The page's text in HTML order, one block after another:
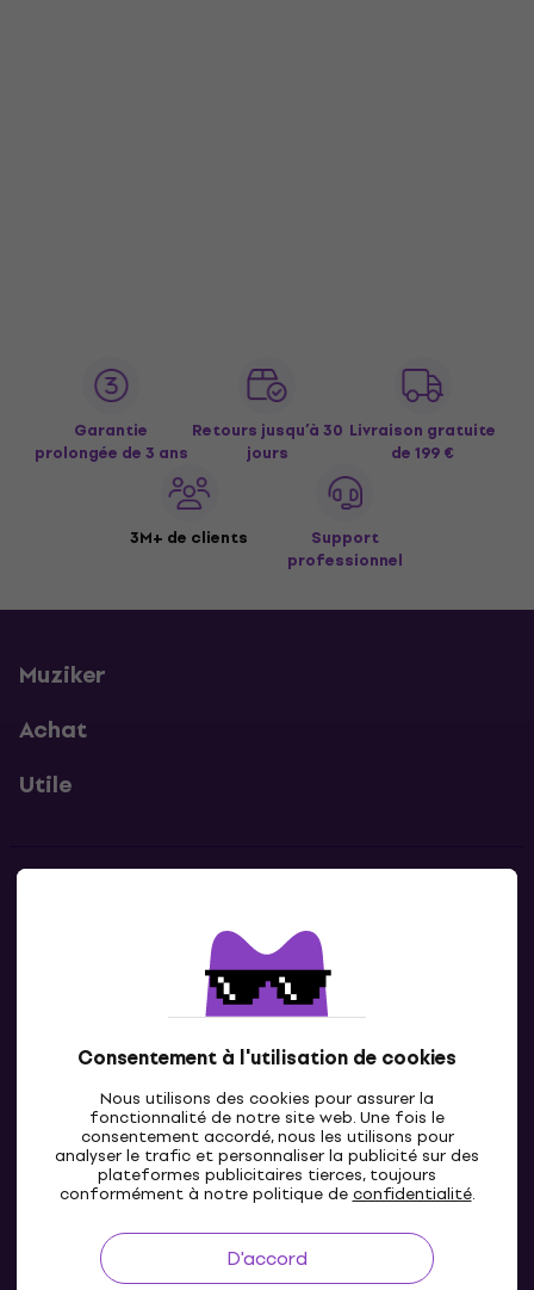
Consentement à l'utilisation de cookies
Nous utilisons des cookies pour assurer la
fonctionnalité de notre site web. Une fois le
consentement accordé, nous les utilisons pour
analyser le trafic et personnaliser la publicité sur des
plateformes publicitaires tierces, toujours
conformément à notre politique deconfidentialité.
D'accord
Garantie
prolongée de 3 ans
Retours jusqu’à 30
jours
Livraison gratuite
de 199 €
3M+ de clients
Support
professionnel
Muziker
Achat
Utile
Contacte nous
LU